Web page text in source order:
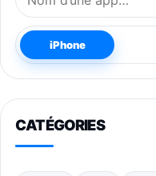
iPhone
CATÉGORIES